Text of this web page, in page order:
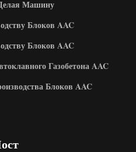
Машину
Блоков AAC
Блоков AAC
Газобетона AAC
Блоков AAC